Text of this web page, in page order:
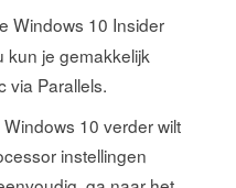
Windows 10 Insider
kun je gemakkelijk
via Parallels.
10 verder wilt
instellingen